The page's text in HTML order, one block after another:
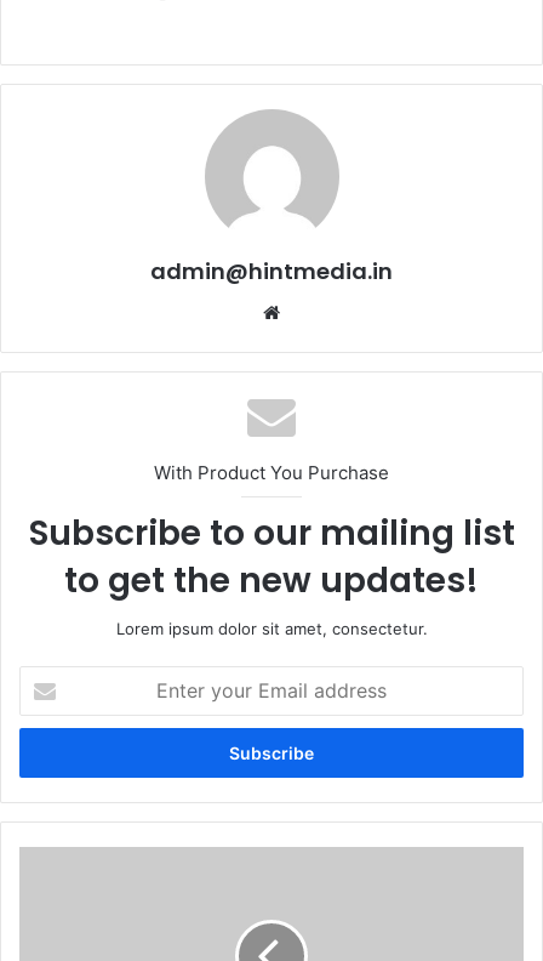
admin@hintmedia.in
With Product You Purchase
Subscribe to our mailing list
to get the new updates!
Lorem ipsum dolor sit amet, consectetur.
your
Email